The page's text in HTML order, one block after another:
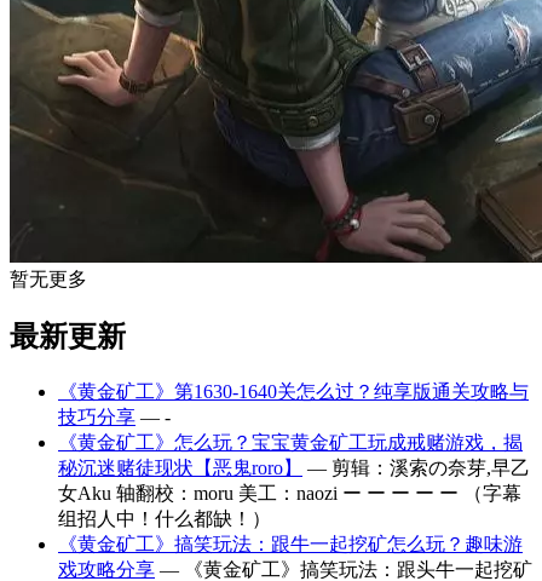
暂无更多
最新更新
《黄金矿工》第1630-1640关怎么过？纯享版通关攻略与
技巧分享 — -
《黄金矿工》怎么玩？宝宝黄金矿工玩成戒赌游戏，揭
秘沉迷赌徒现状【恶鬼roro】
— 剪辑：溪索の奈芽,早乙
女Aku 轴翻校：moru 美工：naozi ー ー ー ー ー （字幕
组招人中！什么都缺！）
《黄金矿工》搞笑玩法：跟牛一起挖矿怎么玩？趣味游
戏攻略分享 — 《黄金矿工》搞笑玩法：跟头牛一起挖矿